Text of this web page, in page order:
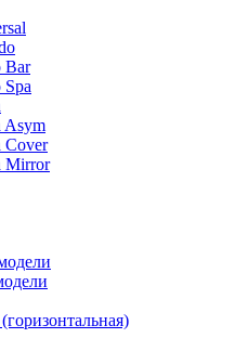
Bar
Asym
Cover
Mirror